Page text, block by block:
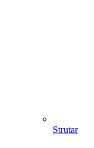
Strutar